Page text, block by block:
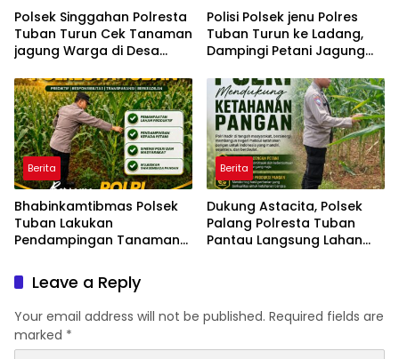
Polsek Singgahan Polresta
Tuban Turun Cek Tanaman
jagung Warga di Desa
Polisi Polsek jenu Polres
Tuban Turun ke Ladang,
Dampingi Petani Jagung
Berita
Bhabinkamtibmas Polsek
Tuban Lakukan
Pendampingan Tanaman
Pangan Nasional
Berita
Dukung Astacita, Polsek
Palang Polresta Tuban
Pantau Langsung Lahan
Leave a Reply
Your email address will not be published. Required fields are
marked *